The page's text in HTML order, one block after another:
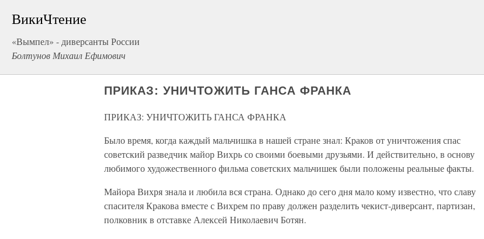
ВикиЧтение
«Вымпел» - диверсанты России
Болтунов Михаил Ефимович
ПРИКАЗ: УНИЧТОЖИТЬ ГАНСА ФРАНКА
ПРИКАЗ: УНИЧТОЖИТЬ ГАНСА ФРАНКА
Было время, когда каждый мальчишка в нашей стране знал: Краков от уничтожения спас
советский разведчик майор Вихрь со своими боевыми друзьями. И действительно, в основу
любимого художественного фильма советских мальчишек были положены реальные факты.
Майора Вихря знала и любила вся страна. Однако до сего дня мало кому известно, что славу
спасителя Кракова вместе с Вихрем по праву должен разделить чекист-диверсант, партизан,
полковник в отставке Алексей Николаевич Ботян.